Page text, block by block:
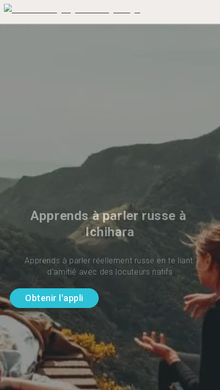
Apprends à parler russe à
Ichihara
Apprends à parler réellement russe en te liant
d'amitié avec des locuteurs natifs
Obtenir l'appli